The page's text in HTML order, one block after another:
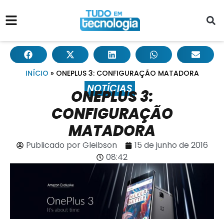
INÍCIO » ONEPLUS 3: CONFIGURAÇÃO MATADORA
NOTÍCIAS
ONEPLUS 3:
CONFIGURAÇÃO
MATADORA
Publicado porGleibson
15 de junho de 2016
08:42